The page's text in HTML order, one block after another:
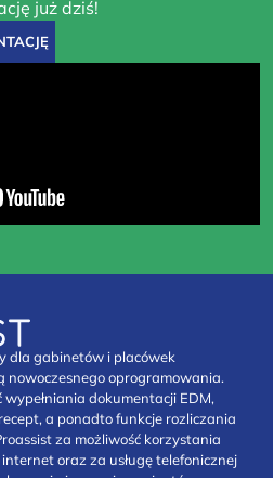
już dziś!
dla gabinetów i placówek
nowoczesnego oprogramowania.
dokumentacji EDM,
a ponadto funkcje rozliczania
za możliwość korzystania
oraz za usługę telefonicznej